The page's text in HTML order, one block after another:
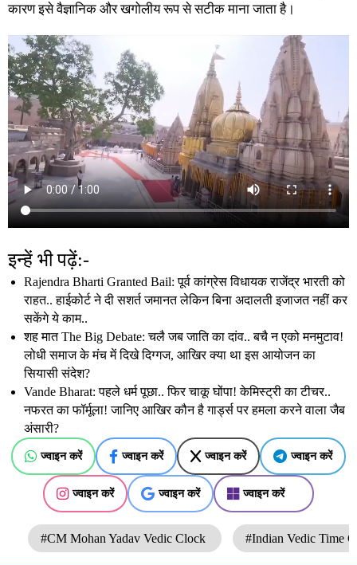
कारण इसे वैज्ञानिक और खगोलीय रूप से सटीक माना जाता है।
इन्हें भी पढ़ें:-
Rajendra Bharti Granted Bail: पूर्व कांग्रेस विधायक राजेंद्र भारती को
राहत.. हाईकोर्ट ने दी सशर्त जमानत लेकिन बिना अदालती इजाजत नहीं कर
सकेंगे ये काम..
शह मात The Big Debate: चलै जब जाति का दांव.. बचै न एको मनमुटाव!
लोधी समाज के मंच में दिखे दिग्गज, आखिर क्या था इस आयोजन का
सियासी संदेश?
Vande Bharat: पहले धर्म पूछा.. फिर चाकू घोंपा! केमिस्ट्री का टीचर..
नफरत का फॉर्मूला! जानिए आखिर कौन है गार्ड्स पर हमला करने वाला जैब
अंसारी?
ज्वाइन करें ज्वाइन करें ज्वाइन करें ज्वाइन करें
ज्वाइन करें ज्वाइन करें ज्वाइन करें
#CM Mohan Yadav Vedic Clock #Indian Vedic Time